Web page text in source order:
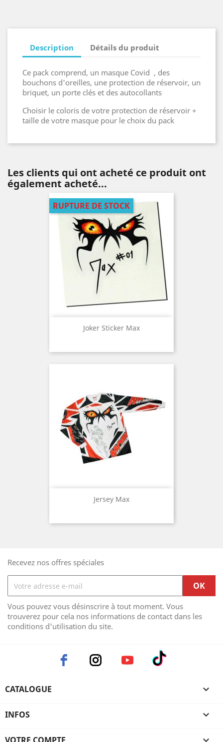
Description Détails du produit
Ce pack comprend, un masque Covid , des
bouchons d'oreilles, une protection de réservoir, un
briquet, un porte clés et des autocollants
Choisir le coloris de votre protection de réservoir +
taille de votre masque pour le choix du pack
Les clients qui ont acheté ce produit ont
également acheté...
Joker Sticker Max
RUPTURE DE STOCK
Jersey Max
Recevez nos offres spéciales
Vous pouvez vous désinscrire à tout moment. Vous
trouverez pour cela nos informations de contact dans les
conditions d'utilisation du site.
CATALOGUE 
INFOS 